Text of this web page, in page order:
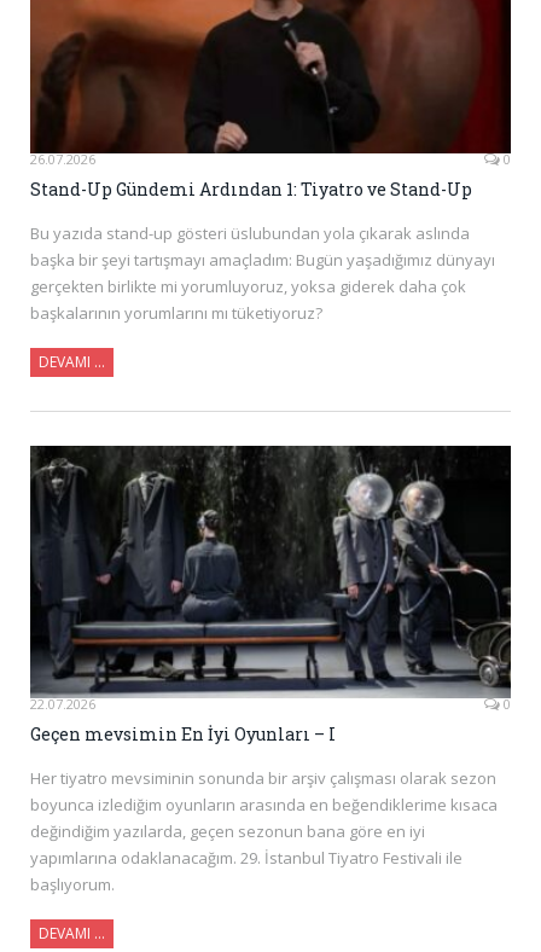
26.07.2026 0
Stand-Up Gündemi Ardından 1: Tiyatro ve Stand-Up
Bu yazıda stand-up gösteri üslubundan yola çıkarak aslında
başka bir şeyi tartışmayı amaçladım: Bugün yaşadığımız dünyayı
gerçekten birlikte mi yorumluyoruz, yoksa giderek daha çok
başkalarının yorumlarını mı tüketiyoruz?
DEVAMI ...
22.07.2026 0
Geçen mevsimin En İyi Oyunları – I
Her tiyatro mevsiminin sonunda bir arşiv çalışması olarak sezon
boyunca izlediğim oyunların arasında en beğendiklerime kısaca
değindiğim yazılarda, geçen sezonun bana göre en iyi
yapımlarına odaklanacağım. 29. İstanbul Tiyatro Festivali ile
başlıyorum.
DEVAMI ...